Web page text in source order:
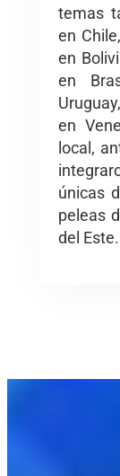
temas
en
en
en
en
local,
únicas
peleas
del Este.